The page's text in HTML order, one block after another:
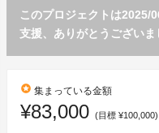
このプロジェクトは2025/
支援、ありがとうございま
stars 集まっている金額
¥83,000 (目標 ¥100,000)